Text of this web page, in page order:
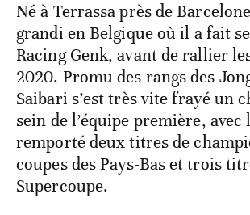
Né à Terrassa près de
grandi en Belgique où il a fait
Racing Genk, avant de rallier
2020. Promu des rangs des
Saibari s’est très vite frayé un
sein de l’équipe première,
remporté deux titres de
coupes des Pays-Bas et trois
Supercoupe.